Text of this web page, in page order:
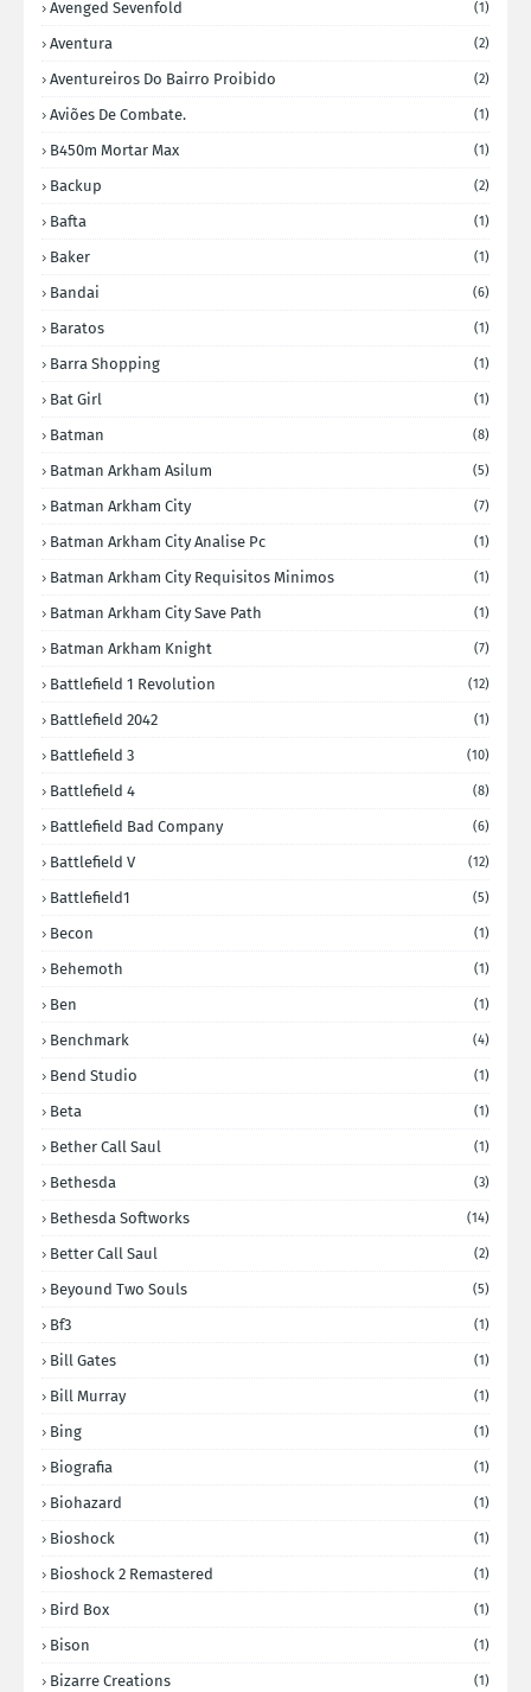
Avenged Sevenfold (1)
Aventura (2)
Aventureiros Do Bairro Proibido (2)
Aviões De Combate. (1)
B450m Mortar Max (1)
Backup (2)
Bafta (1)
Baker (1)
Bandai (6)
Baratos (1)
Barra Shopping (1)
Bat Girl (1)
Batman (8)
Batman Arkham Asilum (5)
Batman Arkham City (7)
Batman Arkham City Analise Pc (1)
Batman Arkham City Requisitos Minimos (1)
Batman Arkham City Save Path (1)
Batman Arkham Knight (7)
Battlefield 1 Revolution (12)
Battlefield 2042 (1)
Battlefield 3 (10)
Battlefield 4 (8)
Battlefield Bad Company (6)
Battlefield V (12)
Battlefield1 (5)
Becon (1)
Behemoth (1)
Ben (1)
Benchmark (4)
Bend Studio (1)
Beta (1)
Bether Call Saul (1)
Bethesda (3)
Bethesda Softworks (14)
Better Call Saul (2)
Beyound Two Souls (5)
Bf3 (1)
Bill Gates (1)
Bill Murray (1)
Bing (1)
Biografia (1)
Biohazard (1)
Bioshock (1)
Bioshock 2 Remastered (1)
Bird Box (1)
Bison (1)
Bizarre Creations (1)